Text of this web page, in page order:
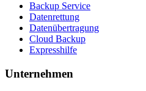
Backup Service
Datenrettung
Datenübertragung
Cloud Backup
Expresshilfe
Unternehmen